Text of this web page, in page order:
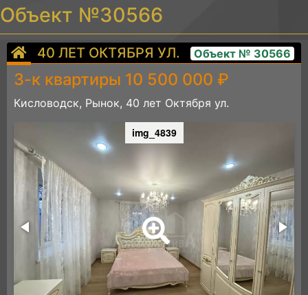
Объект №30566
40 ЛЕТ ОКТЯБРЯ УЛ. Объект № 30566
3-к квартиры 10 500 000 ₽
Кисловодск, Рынок, 40 лет Октября ул.
img_4839